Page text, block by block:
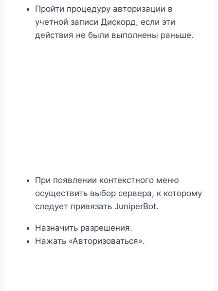
Пройти процедуру авторизации в
учетной записи Дискорд, если эти
действия не были выполнены раньше.
При появлении контекстного меню
осуществить выбор сервера, к которому
следует привязать JuniperBot.
Назначить разрешения.
Нажать «Авторизоваться».